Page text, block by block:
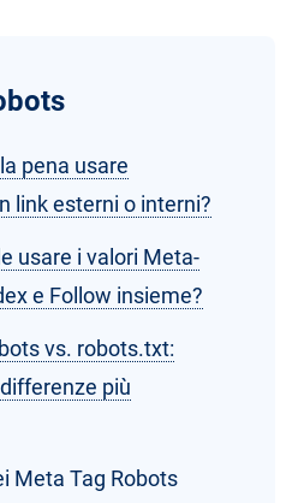
pena usare
link esterni o interni?
usare i valori Meta-
e Follow insieme?
vs. robots.txt:
più
Meta Tag Robots